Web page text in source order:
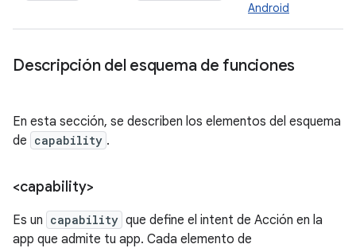
Android
Descripción del esquema de funciones
En esta sección, se describen los elementos del esquema
de capability .
<capability>
Es un capability que define el intent de Acción en la
app que admite tu app. Cada elemento de